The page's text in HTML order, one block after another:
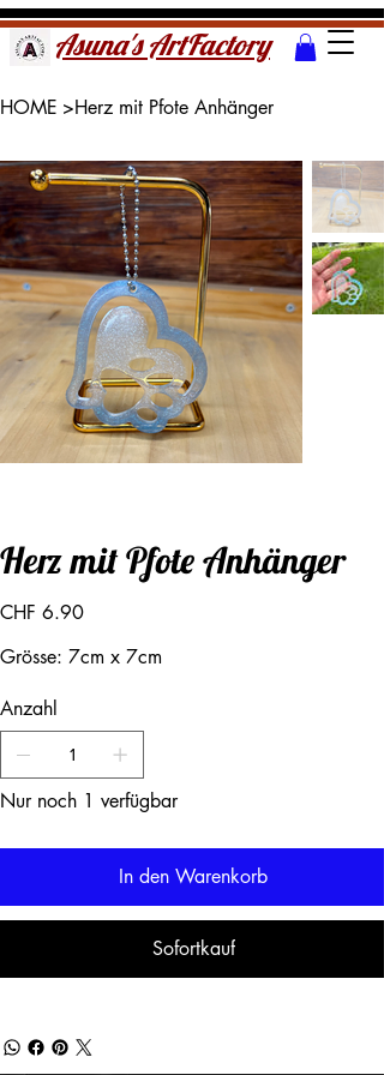
Asuna's ArtFactory
HOME >Herz mit Pfote Anhänger
Herz mit Pfote Anhänger
Preis
CHF 6.90
Grösse: 7cm x 7cm
Anzahl
Nur noch 1 verfügbar
In den Warenkorb
Sofortkauf